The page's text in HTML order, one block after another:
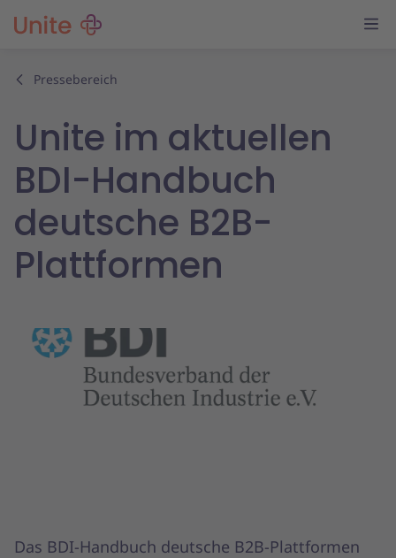
Pressebereich
Unite im aktuellen
BDI-Handbuch
deutsche B2B-
Plattformen
Das BDI-Handbuch deutsche B2B-Plattformen